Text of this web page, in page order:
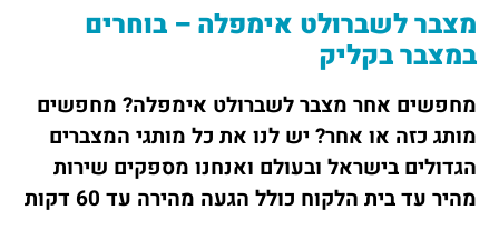
מצבר לשברולט אימפלה – בוחרים
במצבר בקליק
מחפשים אחר מצבר לשברולט אימפלה? מחפשים
מותג כזה או אחר? יש לנו את כל מותגי המצברים
הגדולים בישראל ובעולם ואנחנו מספקים שירות
מהיר עד בית הלקוח כולל הגעה מהירה עד 60 דקות